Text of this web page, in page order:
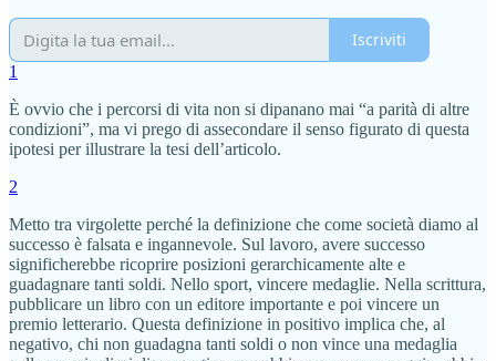
Iscriviti
1
È ovvio che i percorsi di vita non si dipanano mai “a parità di altre
condizioni”, ma vi prego di assecondare il senso figurato di questa
ipotesi per illustrare la tesi dell’articolo.
2
Metto tra virgolette perché la definizione che come società diamo al
successo è falsata e ingannevole. Sul lavoro, avere successo
significherebbe ricoprire posizioni gerarchicamente alte e
guadagnare tanti soldi. Nello sport, vincere medaglie. Nella scrittura,
pubblicare un libro con un editore importante e poi vincere un
premio letterario. Questa definizione in positivo implica che, al
negativo, chi non guadagna tanti soldi o non vince una medaglia